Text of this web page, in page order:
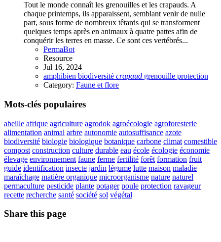
Tout le monde connaît les grenouilles et les crapauds. A
chaque printemps, ils apparaissent, semblant venir de nulle
part, sous forme de nombreux têtards qui se transforment
quelques temps après en animaux à quatre pattes afin de
conquérir les terres en masse. Ce sont ces vertébrés...
PermaBot
Resource
Jul 16, 2024
amphibien biodiversité crapaud grenouille protection
Category: Faune et flore
Mots-clés populaires
abeille afrique agriculture agrodok agroécologie agroforesterie
alimentation animal arbre autonomie autosuffisance azote
biodiversité biologie biologique botanique carbone climat comestible
compost construction culture durable eau école écologie économie
élevage environnement faune ferme fertilité forêt formation fruit
guide identification insecte jardin légume lutte maison maladie
maraîchage matière organique microorganisme nature naturel
permaculture pesticide plante potager poule protection ravageur
recette recherche santé société sol végétal
Share this page